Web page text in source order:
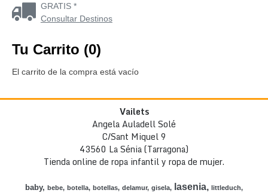
GRATIS *
Consultar Destinos
Tu Carrito (0)
El carrito de la compra está vacío
Vailets
Angela Auladell Solé
C/Sant Miquel 9
43560 La Sénia (Tarragona)
Tienda online de ropa infantil y ropa de mujer.
baby bebe botella botellas delamur gisela lasenia littleduch